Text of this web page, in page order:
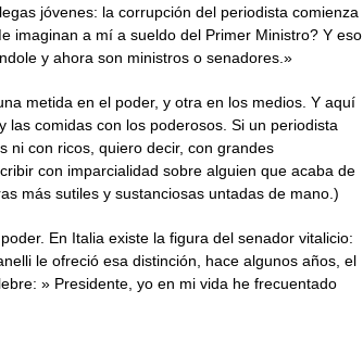
jóvenes: la corrupción del periodista comienza
imaginan a mí a sueldo del Primer Ministro? Y eso
y ahora son ministros o senadores.»
metida en el poder, y otra en los medios. Y aquí
comidas con los poderosos. Si un periodista
ni con ricos, quiero decir, con grandes
con imparcialidad sobre alguien que acaba de
más sutiles y sustanciosas untadas de mano.)
En Italia existe la figura del senador vitalicio:
le ofreció esa distinción, hace algunos años, el
» Presidente, yo en mi vida he frecuentado